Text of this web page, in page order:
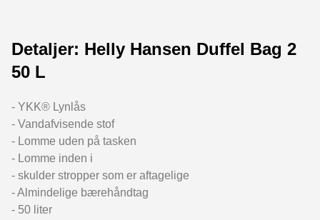
Detaljer: Helly Hansen Duffel Bag 2
50 L
- YKK® Lynlås
- Vandafvisende stof
- Lomme uden på tasken
- Lomme inden i
- skulder stropper som er aftagelige
- Almindelige bærehåndtag
- 50 liter